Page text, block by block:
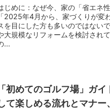
じめに：なぜ今、家の「省エネ
2025年4月から、家づくりが
を目にした方も多いのではない
大規模なリフォームを検討され
...
初めてのゴルフ場」ガ
て楽しめる流れとマナー